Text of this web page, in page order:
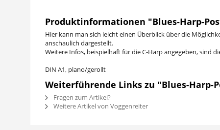
Produktinformationen "Blues-Harp-
Hier kann man sich leicht einen Überblick über die
anschaulich dargestellt.
Weitere Infos, beispielhaft für die C-Harp angegeben, sind
DIN A1, plano/gerollt
Weiterführende Links zu "Blues-Harp-
Fragen zum Artikel?
Weitere Artikel von Voggenreiter